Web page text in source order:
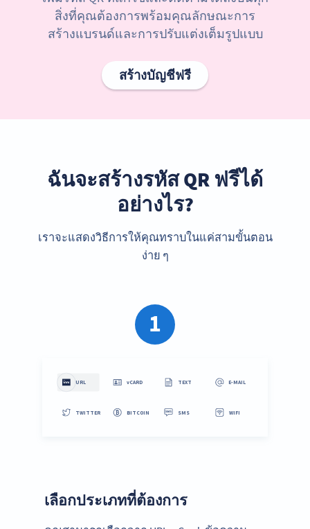
สิ่งที่คุณต้องการพร้อมคุณลักษณะการ
สร้างแบรนด์และการปรับแต่งเต็มรูปแบบ
สร้างบัญชีฟรี
ฉันจะสร้างรหัส QR ฟรีได้
อย่างไร?
เราจะแสดงวิธีการให้คุณทราบในแค่สามขั้นตอน
ง่าย ๆ
1
เลือกประเภทที่ต้องการ